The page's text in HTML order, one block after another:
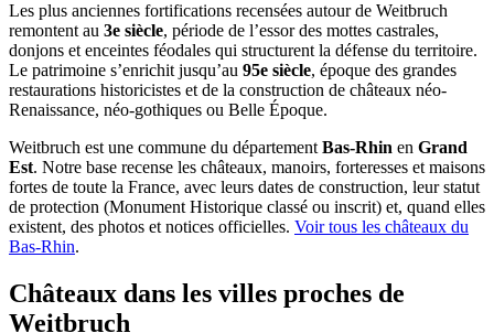
Les plus anciennes fortifications recensées autour de Weitbruch
remontent au 3e siècle, période de l’essor des mottes castrales,
donjons et enceintes féodales qui structurent la défense du territoire.
Le patrimoine s’enrichit jusqu’au 95e siècle, époque des grandes
restaurations historicistes et de la construction de châteaux néo-
Renaissance, néo-gothiques ou Belle Époque.
Weitbruch est une commune du départementBas-Rhin en Grand
Est. Notre base recense les châteaux, manoirs, forteresses et maisons
fortes de toute la France, avec leurs dates de construction, leur statut
de protection (Monument Historique classé ou inscrit) et, quand elles
existent, des photos et notices officielles. Voir tous les châteaux du
Bas-Rhin.
Châteaux dans les villes proches de
Weitbruch